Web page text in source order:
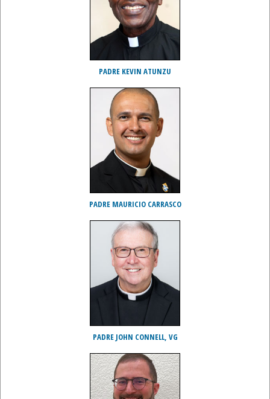
PADRE KEVIN ATUNZU
PADRE MAURICIO CARRASCO
PADRE JOHN CONNELL, VG